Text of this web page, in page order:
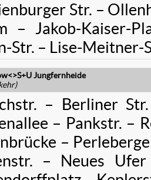
Str. –
– Jakob-Kaiser-
Str. – Lise-Meitner-
Jungfernheide
– Berliner
– Pankstr. –
–
– Neues